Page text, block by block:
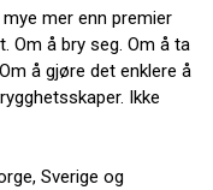
mer enn premier
Om å bry seg. Om å ta
å gjøre det enklere å
Ikke
Sverige og